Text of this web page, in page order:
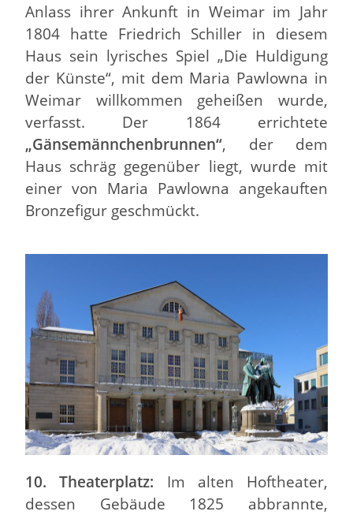
Anlass ihrer Ankunft in Weimar im Jahr
1804 hatte Friedrich Schiller in diesem
Haus sein lyrisches Spiel „Die Huldigung
der Künste“, mit dem Maria Pawlowna in
Weimar willkommen geheißen wurde,
verfasst. Der 1864 errichtete
„Gänsemännchenbrunnen“, der dem
Haus schräg gegenüber liegt, wurde mit
einer von Maria Pawlowna angekauften
Bronzefigur geschmückt.
10. Theaterplatz: Im alten Hoftheater,
dessen Gebäude 1825 abbrannte,